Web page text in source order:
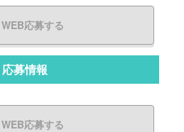
WEB応募する
応募情報
WEB応募する